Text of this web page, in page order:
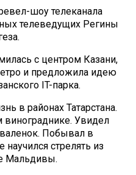
шоу телеканала
телеведущих Регины
с центром Казани,
и предложила идею
IT-парка.
в районах Татарстана.
винограднике. Увидел
Побывал в
стрелять из
Мальдивы.